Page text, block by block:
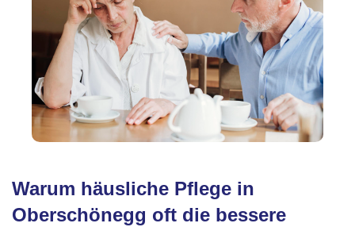
Warum häusliche Pflege in
Oberschönegg oft die bessere